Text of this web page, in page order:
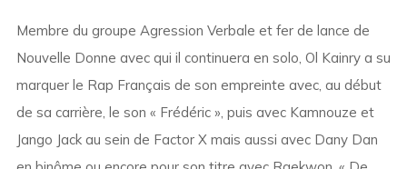
Membre du groupe Agression Verbale et fer de lance de
Nouvelle Donne avec qui il continuera en solo, Ol Kainry a su
marquer le Rap Français de son empreinte avec, au début
de sa carrière, le son « Frédéric », puis avec Kamnouze et
Jango Jack au sein de Factor X mais aussi avec Dany Dan